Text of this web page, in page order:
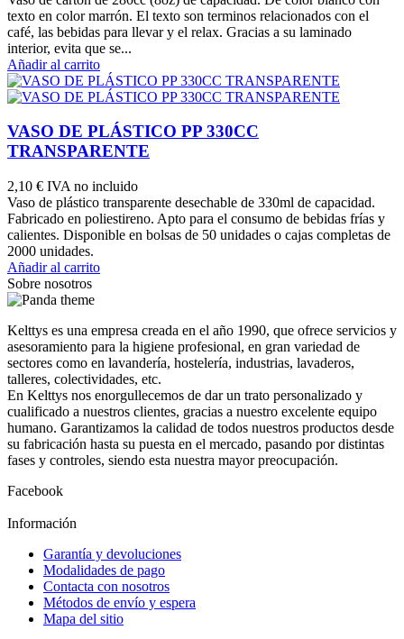
texto en color marrón. El texto son terminos relacionados con el
café, las bebidas para llevar y el relax. Gracias a su laminado
interior, evita que se...
Añadir al carrito
VASO DE PLÁSTICO PP 330CC
TRANSPARENTE
2,10 € IVA no incluido
Vaso de plástico transparente desechable de 330ml de capacidad.
Fabricado en poliestireno. Apto para el consumo de bebidas frías y
calientes. Disponible en bolsas de 50 unidades o cajas completas de
2000 unidades.
Añadir al carrito
Sobre nosotros
Kelttys es una empresa creada en el año 1990, que ofrece servicios y
asesoramiento para la higiene profesional, en gran variedad de
sectores como en lavandería, hostelería, industrias, lavaderos,
talleres, colectividades, etc.
En Kelttys nos enorgullecemos de dar un trato personalizado y
cualificado a nuestros clientes, gracias a nuestro excelente equipo
humano. Garantizamos la calidad de todos nuestros productos desde
su fabricación hasta su puesta en el mercado, pasando por distintas
fases y controles, siendo esta nuestra mayor preocupación.
Facebook
Información
Garantía y devoluciones
Modalidades de pago
Contacta con nosotros
Métodos de envío y espera
Mapa del sitio